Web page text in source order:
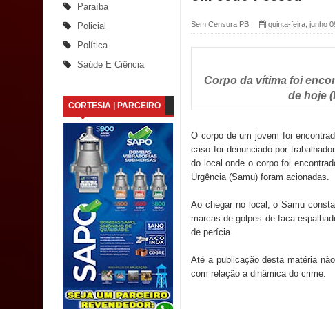
Saúde Bucal: Mais de 470 próteses dentárias já foram
Caldas Brandão: Tradicional Festa de Santana 2026
Nota de pesar: Câmara de Marí lamenta a morte da ex-
Prefeito Major Sidnei busca em Brasília recursos para
Denise Ribeiro toma posse no Diretório Nacional do
Dois Gigantes da Poesia Paraibana inspiram a IV FEIRA
Vereador Davyd Matias reúne cerca de 200 lideranças
Assembleia Legislativa
Mari marca presença no maior evento de saúde
Paraíba
Policial
Política
Saúde E Ciência
CORTESIA | PARCEIRO
Sem Censura PB quinta-feira, junho
Corpo da vítima foi
de hoje
O corpo de um jovem foi
caso foi denunciado por
do local onde o corpo foi
Urgência (Samu) foram acionadas.
Ao chegar no local, o Samu
marcas de golpes de faca
de perícia.
Até a publicação desta matéria
com relação a dinâmica do crime.